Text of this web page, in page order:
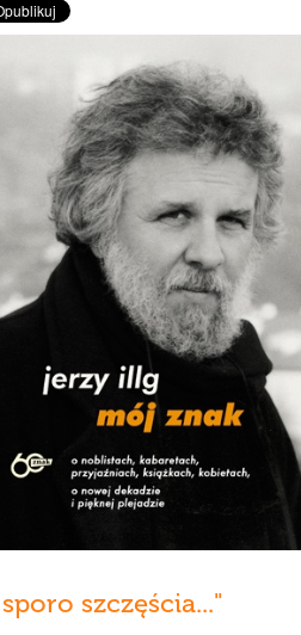
szczęścia..."